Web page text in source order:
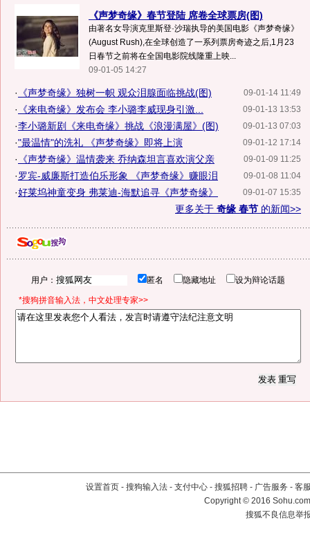
《声梦奇缘》春节登陆 席卷全球票房(图)
由著名女导演克里斯登·沙瑞执导的美国电影《声梦奇缘》
(August Rush),在全球创造了一系列票房奇迹之后,1月23
日春节之前将在全国电影院线隆重上映...
09-01-05 14:27
09-01-14 11:49
· 《声梦奇缘》独树一帜 观众泪腺面临挑战(图)
09-01-13 13:53
· 《来电奇缘》发布会 李小璐李威现身引激...
09-01-13 07:03
·李小璐新剧《来电奇缘》挑战《浪漫满屋》(图)
09-01-12 17:14
·"最温情"的洗礼 《声梦奇缘》即将上演
09-01-09 11:25
· 《声梦奇缘》温情袭来 乔纳森坦言喜欢演父亲
09-01-08 11:04
·罗宾-威廉斯打造伯乐形象 《声梦奇缘》赚眼泪
09-01-07 15:35
·好莱坞神童变身 弗莱迪-海默追寻《声梦奇缘》
更多关于 奇缘 春节 的新闻>>
用户： 匿名 隐藏地址 设为辩论话题
*搜狗拼音输入法，中文处理专家>>
设置首页 - 搜狗输入法 - 支付中心 - 搜狐招聘 - 广告服务 - 客
Copyright©2016
搜狐不良信息举